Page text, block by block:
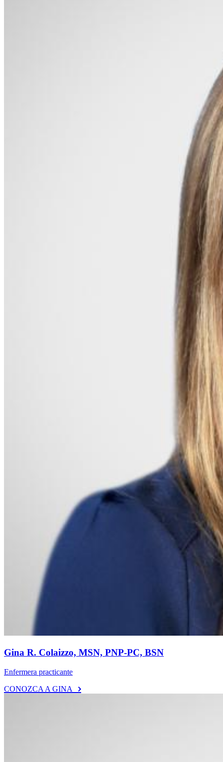
Gina R. Colaizzo, MSN, PNP-PC, BSN
Enfermera practicante
CONOZCA A GINA